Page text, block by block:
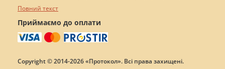
Повний текст
Приймаємо до оплати
Copyright © 2014-2026 «Протокол». Всі права захищені.